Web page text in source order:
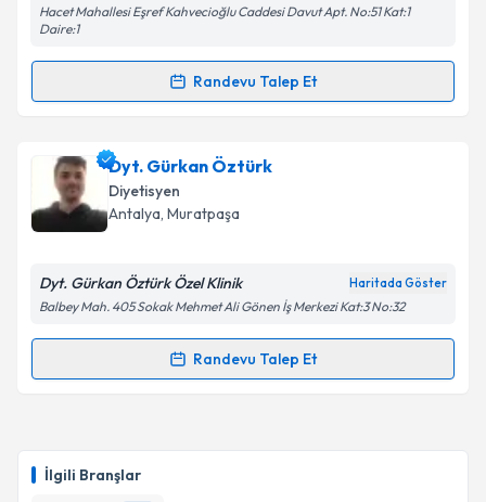
İlgili Branşlar
kapsamda işlenmesini kabul ediyorum.
Takvim Talebini Gönder
Hacet Mahallesi Eşref Kahvecioğlu Caddesi Davut Apt. No:51 Kat:1
Daire:1
Randevu Talep Et
Randevu Takvimi Talebi
Dyt. Esra Uçkayaiçin randevu takvimi talebi
oluşturun. Size bu uzmandan randevu almanız için bir
takvim hazırlandığında e-posta ile bilgilendireceğiz.
Kişisel verilerimin işlenmesine ilişkin
Metni'ni okudum ve kişisel verilerimin belirtilen
Dyt. Gürkan Öztürk
Diyetisyen
Antalya, Muratpaşa
Dyt. Gürkan Öztürk Özel Klinik Haritada Göster
Balbey Mah. 405 Sokak Mehmet Ali Gönen İş Merkezi Kat:3 No:32
Randevu Talep Et
Randevu Takvimi Talebi
takvim hazırlandığında e-posta ile bilgilendireceğiz.